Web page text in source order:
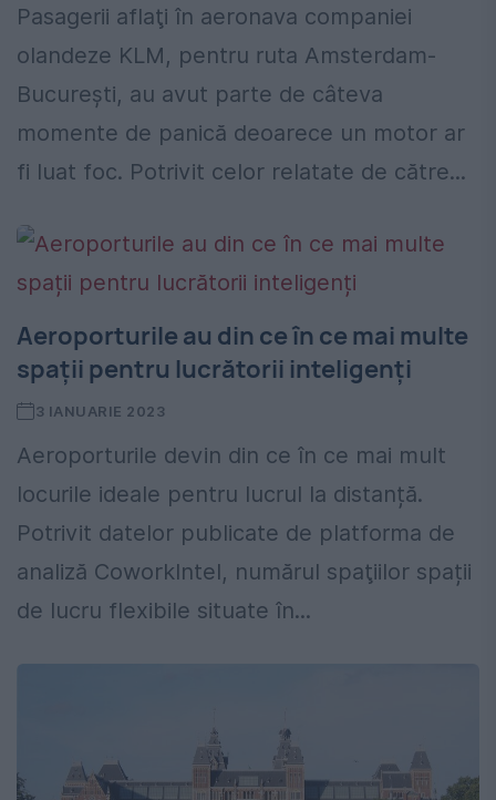
Pasagerii aflaţi în aeronava companiei
olandeze KLM, pentru ruta Amsterdam-
București, au avut parte de câteva
momente de panică deoarece un motor ar
fi luat foc. Potrivit celor relatate de către...
Aeroporturile au din ce în ce mai multe
spații pentru lucrătorii inteligenți
3 IANUARIE 2023
Aeroporturile devin din ce în ce mai mult
locurile ideale pentru lucrul la distanță.
Potrivit datelor publicate de platforma de
analiză CoworkIntel, numărul spaţiilor spații
de lucru flexibile situate în...